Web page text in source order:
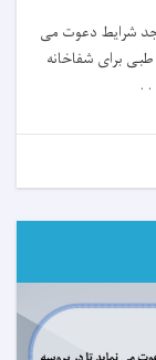
شرایط دعوت می
طبی برای شفاخانه